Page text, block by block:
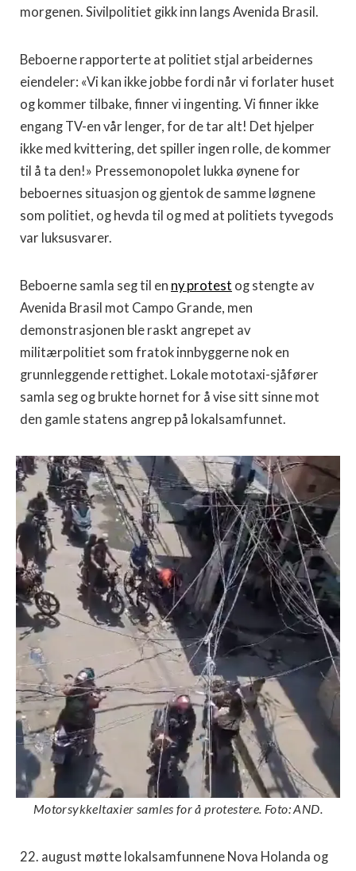
morgenen. Sivilpolitiet gikk inn langs Avenida Brasil.
Beboerne rapporterte at politiet stjal arbeidernes
eiendeler: «Vi kan ikke jobbe fordi når vi forlater huset
og kommer tilbake, finner vi ingenting. Vi finner ikke
engang TV-en vår lenger, for de tar alt! Det hjelper
ikke med kvittering, det spiller ingen rolle, de kommer
til å ta den!» Pressemonopolet lukka øynene for
beboernes situasjon og gjentok de samme løgnene
som politiet, og hevda til og med at politiets tyvegods
var luksusvarer.
Beboerne samla seg til en ny protest og stengte av
Avenida Brasil mot Campo Grande, men
demonstrasjonen ble raskt angrepet av
militærpolitiet som fratok innbyggerne nok en
grunnleggende rettighet. Lokale mototaxi-sjåfører
samla seg og brukte hornet for å vise sitt sinne mot
den gamle statens angrep på lokalsamfunnet.
Motorsykkeltaxier samles for å protestere. Foto: AND.
22. august møtte lokalsamfunnene Nova Holanda og